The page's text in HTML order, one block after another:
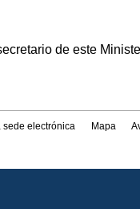
de este
sede electrónica Mapa